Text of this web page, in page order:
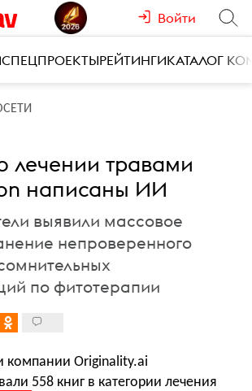
Войти
СПЕЦПРОЕКТЫРЕЙТИНГИКАТАЛОГ
о лечении травами
написаны ИИ
выявили массовое
непроверенного
по фитотерапии
компании Originality.ai
558 книг в категории лечения